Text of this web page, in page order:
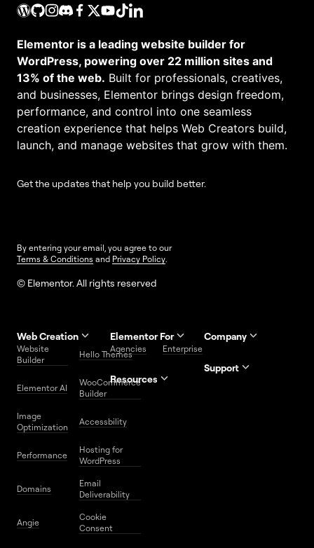
Elementor is a leading website builder for
WordPress, powering over 22 million sites and
13% of the web. Built for professionals, creatives,
and businesses, Elementor brings design freedom,
performance, and control into one seamless
creation experience that helps Web Creators build,
launch, and manage websites that grow with them.
Get the updates that help you build better.
By entering your email, you agree to our
Terms & Conditions and Privacy Policy
© Elementor. All rights reserved
Web Creation
Website
Builder
Hello Themes
Elementor AI
WooCommerce
Builder
Image
Optimization
Accessbility
Performance
Hosting for
WordPress
Domains
Email
Deliverability
Angie
Cookie
Consent
Elementor For
Agencies Enterprise
Resources
Website
Free
Elementor
Download
Utilities
Center
Company
Support